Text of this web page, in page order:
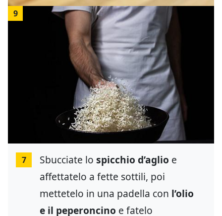
9
7 Sbucciate lo spicchio d’aglio e
affettatelo a fette sottili, poi
mettetelo in una padella con l’olio
e il peperoncino e fatelo